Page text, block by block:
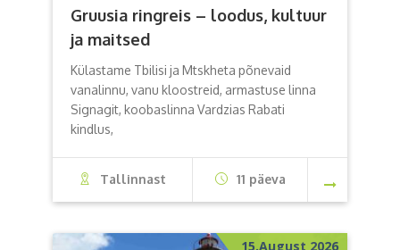
Gruusia ringreis – loodus, kultuur
ja maitsed
Külastame Tbilisi ja Mtskheta põnevaid
vanalinnu, vanu kloostreid, armastuse linna
Signagit, koobaslinna Vardzias Rabati
kindlus,
Tallinnast 11 päeva
15.August 2026